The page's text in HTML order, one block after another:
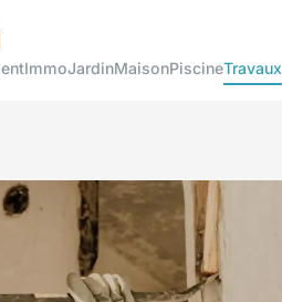
ImmoJardinMaisonPiscineTravaux